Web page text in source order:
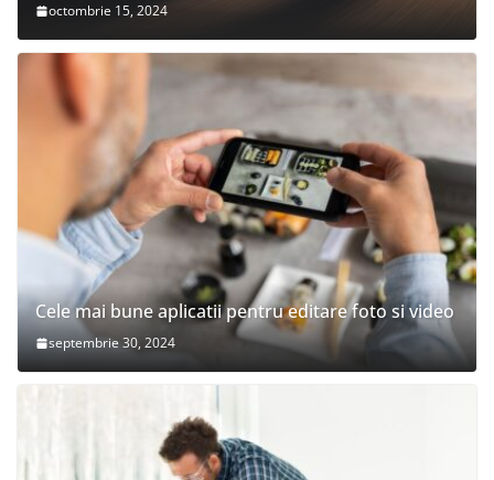
octombrie 15, 2024
Cele mai bune aplicatii pentru editare foto si video
septembrie 30, 2024